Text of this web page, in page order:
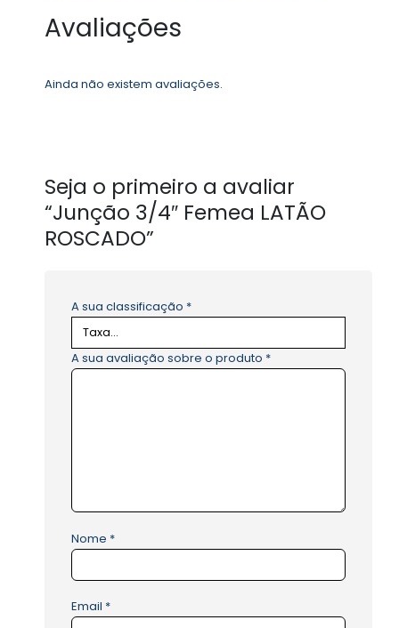
Avaliações
Ainda não existem avaliações.
Seja o primeiro a avaliar
“Junção 3/4″ Femea LATÃO
ROSCADO”
A sua classificação *
A sua avaliação sobre o produto *
Nome *
Email *